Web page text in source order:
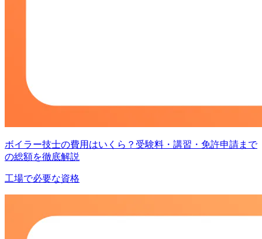
ボイラー技士の費用はいくら？受験料・講習・免許申請まで
の総額を徹底解説
工場で必要な資格